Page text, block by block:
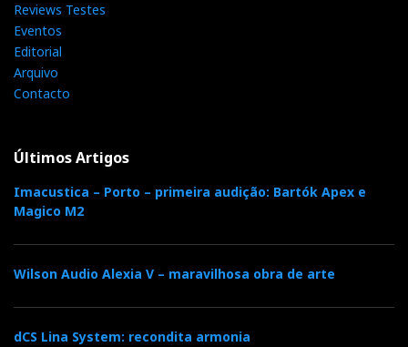
Reviews Testes
Eventos
Editorial
Arquivo
Contacto
Últimos Artigos
Imacustica – Porto – primeira audição: Bartók Apex e
Magico M2
Wilson Audio Alexia V – maravilhosa obra de arte
dCS Lina System: recondita armonia